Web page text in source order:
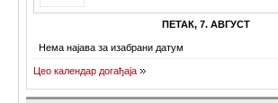
ПЕТАК, 7. АВГУСТ
Нема најава за изабрани датум
Цео календар догађаја